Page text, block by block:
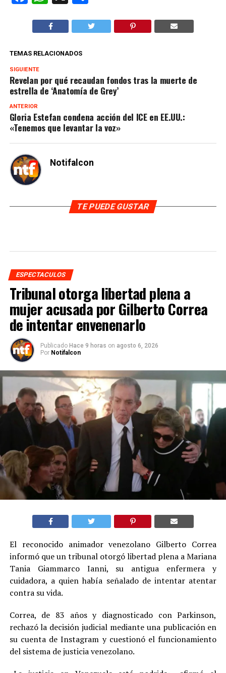
TEMAS RELACIONADOS
SIGUIENTE
Revelan por qué recaudan fondos tras la muerte de
estrella de ‘Anatomía de Grey’
ANTERIOR
Gloria Estefan condena acción del ICE en EE.UU.:
«Tenemos que levantar la voz»
Notifalcon
TE PUEDE GUSTAR
ESPECTACULOS
Tribunal otorga libertad plena a
mujer acusada por Gilberto Correa
de intentar envenenarlo
Publicado Hace 9 horas on agosto 6, 2026
Por Notifalcon
El reconocido animador venezolano Gilberto Correa
informó que un tribunal otorgó libertad plena a Mariana
Tania Giammarco Ianni, su antigua enfermera y
cuidadora, a quien había señalado de intentar atentar
contra su vida.
Correa, de 83 años y diagnosticado con Parkinson,
rechazó la decisión judicial mediante una publicación en
su cuenta de Instagram y cuestionó el funcionamiento
del sistema de justicia venezolano.